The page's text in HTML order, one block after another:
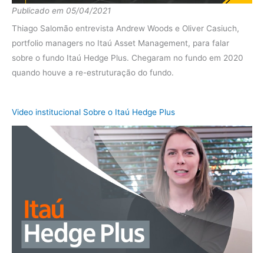
2019
Fundo 14.74%
CDI 5.96%
diferença 9.34%
Fundo 11.66%
CDI 9.92%
1.73%
2016
Fundo 27.14%
CDI 14.01%
Publicado em 05/04/2021
Thiago Salomão entrevista Andrew Woods e Oliver Casiuch,
portfolio managers no Itaú Asset Management, para falar
sobre o fundo Itaú Hedge Plus. Chegaram no fundo em 2020
quando houve a re-estruturação do fundo.
Video institucional Sobre o Itaú Hedge Plus